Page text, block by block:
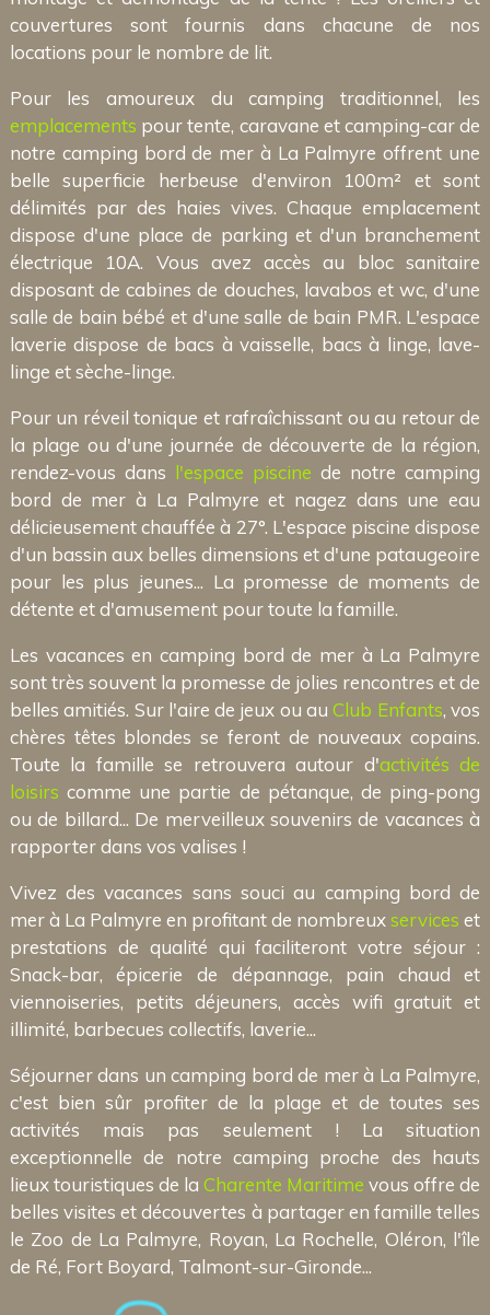
couvertures sont fournis dans chacune de nos
locations pour le nombre de lit.
Pour les amoureux du camping traditionnel, les
emplacements pour tente, caravane et camping-car de
notre camping bord de mer à La Palmyre offrent une
belle superficie herbeuse d'environ 100m² et sont
délimités par des haies vives. Chaque emplacement
dispose d'une place de parking et d'un branchement
électrique 10A. Vous avez accès au bloc sanitaire
disposant de cabines de douches, lavabos et wc, d'une
salle de bain bébé et d'une salle de bain PMR. L'espace
laverie dispose de bacs à vaisselle, bacs à linge, lave-
linge et sèche-linge.
Pour un réveil tonique et rafraîchissant ou au retour de
la plage ou d'une journée de découverte de la région,
rendez-vous dans l'espace piscine de notre camping
bord de mer à La Palmyre et nagez dans une eau
délicieusement chauffée à 27°. L'espace piscine dispose
d'un bassin aux belles dimensions et d'une pataugeoire
pour les plus jeunes... La promesse de moments de
détente et d'amusement pour toute la famille.
Les vacances en camping bord de mer à La Palmyre
sont très souvent la promesse de jolies rencontres et de
belles amitiés. Sur l'aire de jeux ou auClub Enfants, vos
chères têtes blondes se feront de nouveaux copains.
Toute la famille se retrouvera autour d'activités de
loisirs comme une partie de pétanque, de ping-pong
ou de billard... De merveilleux souvenirs de vacances à
rapporter dans vos valises !
Vivez des vacances sans souci au camping bord de
mer à La Palmyre en profitant de nombreuxservices et
prestations de qualité qui faciliteront votre séjour :
Snack-bar, épicerie de dépannage, pain chaud et
viennoiseries, petits déjeuners, accès wifi gratuit et
illimité, barbecues collectifs, laverie...
Séjourner dans un camping bord de mer à La Palmyre,
c'est bien sûr profiter de la plage et de toutes ses
activités mais pas seulement ! La situation
exceptionnelle de notre camping proche des hauts
lieux touristiques de la Charente Maritime vous offre de
belles visites et découvertes à partager en famille telles
le Zoo de La Palmyre, Royan, La Rochelle, Oléron, l'île
de Ré, Fort Boyard, Talmont-sur-Gironde...